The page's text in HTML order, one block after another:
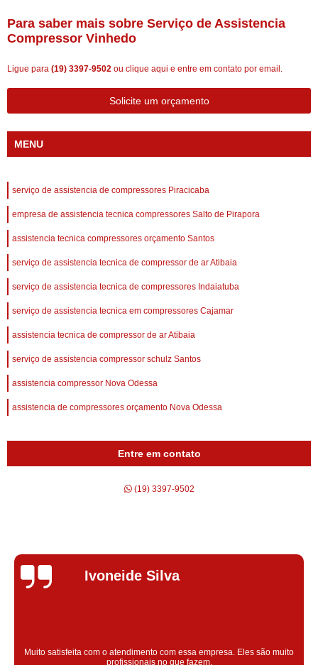
Para saber mais sobre Serviço de Assistencia
Compressor Vinhedo
Ligue para (19) 3397-9502 ou clique aqui e entre em contato por email.
Solicite um orçamento
MENU
serviço de assistencia de compressores Piracicaba
empresa de assistencia tecnica compressores Salto de Pirapora
assistencia tecnica compressores orçamento Santos
serviço de assistencia tecnica de compressor de ar Atibaia
serviço de assistencia tecnica de compressores Indaiatuba
serviço de assistencia tecnica em compressores Cajamar
assistencia tecnica de compressor de ar Atibaia
serviço de assistencia compressor schulz Santos
assistencia compressor Nova Odessa
assistencia de compressores orçamento Nova Odessa
Entre em contato
(19) 3397-9502
Silvana Alves
Super satisfeita com o serviço prestado, atendimento muito bom!
colaoradores educado e transparente, destaque para o colaborador